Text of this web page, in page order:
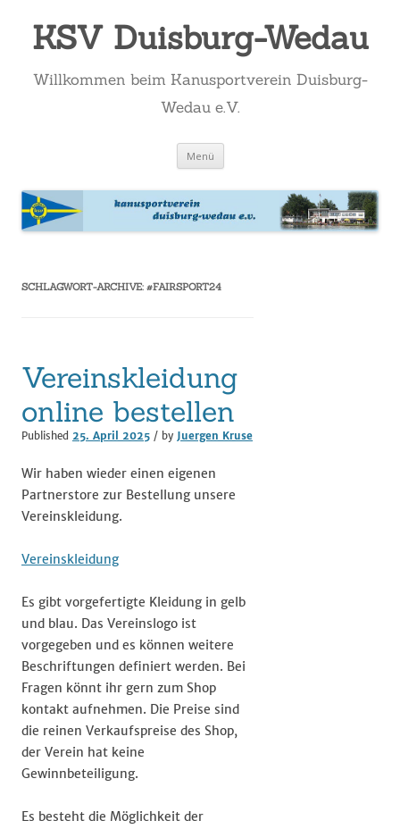
KSV Duisburg-Wedau
Willkommen beim Kanusportverein Duisburg-
Wedau e.V.
Menü Zum
springen
SCHLAGWORT-ARCHIVE: #FAIRSPORT24
Vereinskleidung
online bestellen
Published 25. April 2025 / by Juergen Kruse
Wir haben wieder einen eigenen
Partnerstore zur Bestellung unsere
Vereinskleidung.
Vereinskleidung
Es gibt vorgefertigte Kleidung in gelb
und blau. Das Vereinslogo ist
vorgegeben und es können weitere
Beschriftungen definiert werden. Bei
Fragen könnt ihr gern zum Shop
kontakt aufnehmen. Die Preise sind
die reinen Verkaufspreise des Shop,
der Verein hat keine
Gewinnbeteiligung.
Es besteht die Möglichkeit der